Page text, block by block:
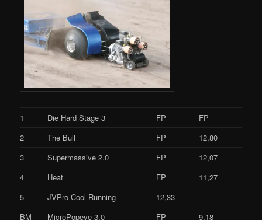
1 Die Hard Stage 3 FP
FP
2
The Bull FP
12,80
3
Supermassive 2.0 FP
12,07
4
Heat FP
11,27
5
JVPro Cool Running
12,33
BM
MicroPopeye 3.0 FP 9,18